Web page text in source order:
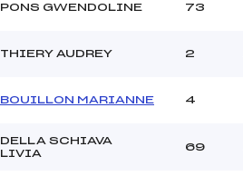
PONS GWENDOLINE 73
THIERY AUDREY 2
BOUILLON MARIANNE 4
DELLA SCHIAVA
LIVIA
69